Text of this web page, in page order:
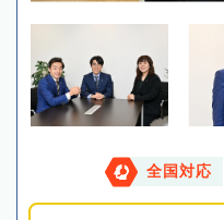
全国対応